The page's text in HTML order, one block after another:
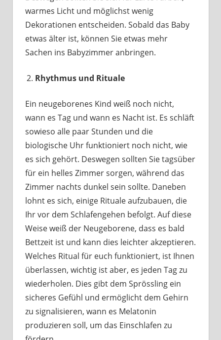
warmes Licht und möglichst wenig
Dekorationen entscheiden. Sobald das Baby
etwas älter ist, können Sie etwas mehr
Sachen ins Babyzimmer anbringen.
Rhythmus und Rituale
Ein neugeborenes Kind weiß noch nicht,
wann es Tag und wann es Nacht ist. Es schläft
sowieso alle paar Stunden und die
biologische Uhr funktioniert noch nicht, wie
es sich gehört. Deswegen sollten Sie tagsüber
für ein helles Zimmer sorgen, während das
Zimmer nachts dunkel sein sollte. Daneben
lohnt es sich, einige Rituale aufzubauen, die
Ihr vor dem Schlafengehen befolgt. Auf diese
Weise weiß der Neugeborene, dass es bald
Bettzeit ist und kann dies leichter akzeptieren.
Welches Ritual für euch funktioniert, ist Ihnen
überlassen, wichtig ist aber, es jeden Tag zu
wiederholen. Dies gibt dem Sprössling ein
sicheres Gefühl und ermöglicht dem Gehirn
zu signalisieren, wann es Melatonin
produzieren soll, um das Einschlafen zu